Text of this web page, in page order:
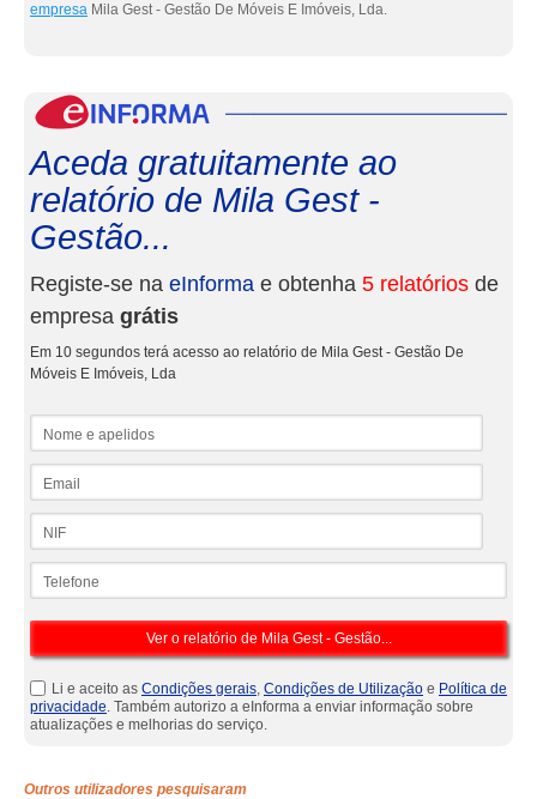
empresa Mila Gest - Gestão De Móveis E Imóveis, Lda.
Aceda gratuitamente ao
relatório de Mila Gest -
Gestão...
Registe-se na eInforma e obtenha 5 relatórios de
empresa grátis
Em 10 segundos terá acesso ao relatório de Mila Gest - Gestão De
Móveis E Imóveis, Lda
Li e aceito as Condições gerais, Condições de Utilização e Política de
privacidade. Também autorizo a eInforma a enviar informação sobre
atualizações e melhorias do serviço.
Outros utilizadores pesquisaram